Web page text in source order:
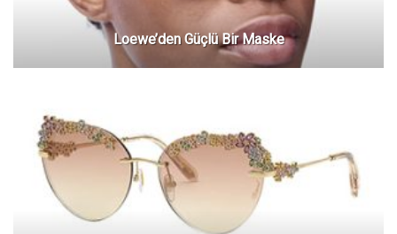
Loewe’den Güçlü Bir Maske